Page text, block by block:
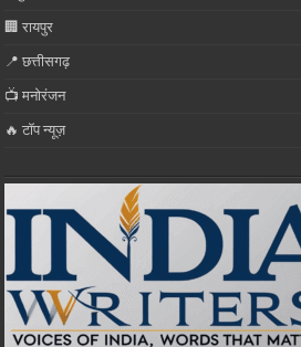
🏢 रायपुर
📍 छत्तीसगढ़
📺 मनोरंजन
🔥 टॉप न्यूज़